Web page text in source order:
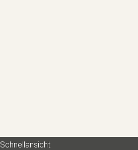
Schnellansicht